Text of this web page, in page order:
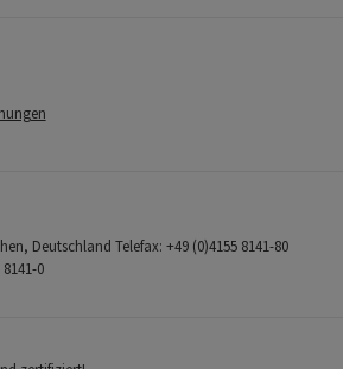
Deutschland Telefax: +49 (0)4155 8141-80
0